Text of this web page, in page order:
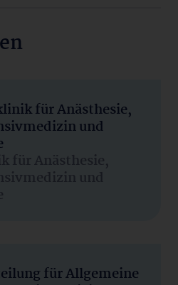
für Anästhesie,
und
für Anästhesie,
und
für Allgemeine